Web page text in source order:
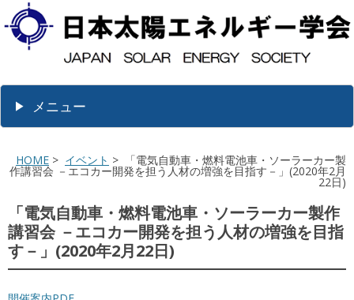
メニュー
HOME > イベント > 「電気自動車・燃料電池車・ソーラーカー製
作講習会 －エコカー開発を担う人材の増強を目指す－」(2020年2月
22日)
「電気自動車・燃料電池車・ソーラーカー製作
講習会 －エコカー開発を担う人材の増強を目指
す－」(2020年2月22日)